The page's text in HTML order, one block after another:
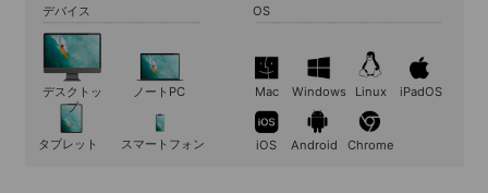
デバイス OS
デスクトッ
プ
ノートPC
タブレット スマートフォン
Mac Windows Linux iPadOS
iOS Android Chrome